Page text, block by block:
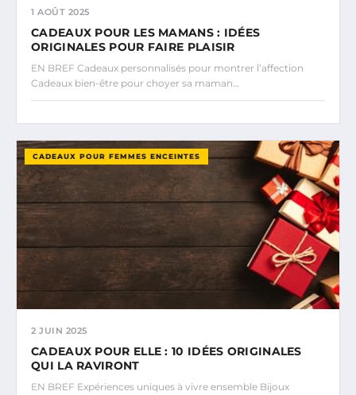
1 AOÛT 2025
CADEAUX POUR LES MAMANS : IDÉES
ORIGINALES POUR FAIRE PLAISIR
EN BREF Cadeaux personnalisés pour montrer l’affection
Cadeaux bien-être pour choyer sa maman…
CADEAUX POUR FEMMES ENCEINTES
2 JUIN 2025
CADEAUX POUR ELLE : 10 IDÉES ORIGINALES
QUI LA RAVIRONT
EN BREF Expériences uniques à vivre ensemble Bijoux